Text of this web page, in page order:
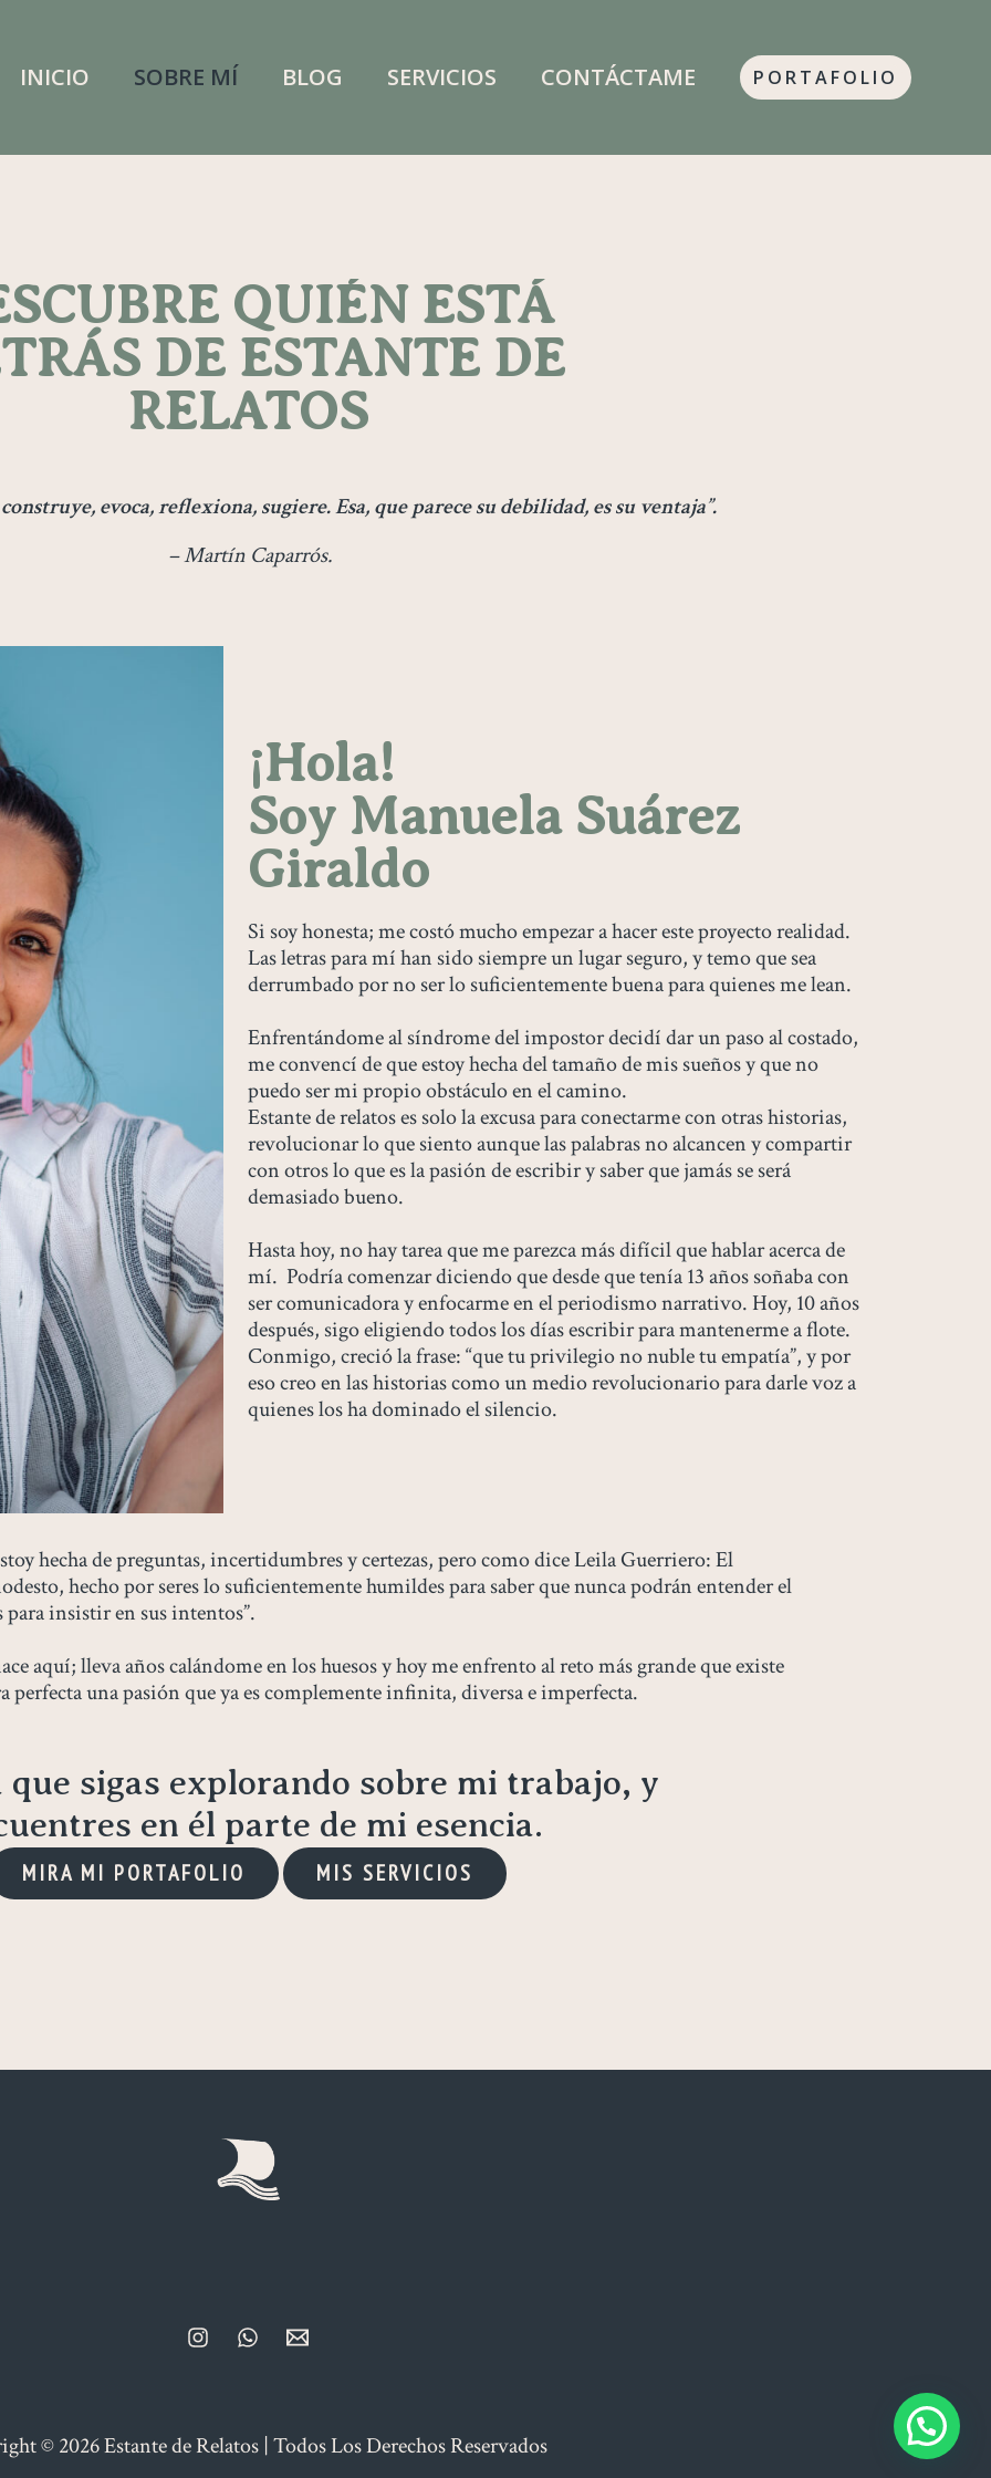
INICIO SOBRE MÍ BLOG SERVICIOS CONTÁCTAME PORTAFOLIO
QUIÉN ESTÁ
DE ESTANTE DE
RELATOS
evoca, reflexiona, sugiere. Esa, que parece su debilidad, es su ventaja”.
– Martín Caparrós.
¡Hola!
Soy Manuela Suárez
Giraldo
Si soy honesta; me costó mucho empezar a hacer este proyecto realidad.
Las letras para mí han sido siempre un lugar seguro, y temo que sea
derrumbado por no ser lo suficientemente buena para quienes me lean.
Enfrentándome al síndrome del impostor decidí dar un paso al costado,
me convencí de que estoy hecha del tamaño de mis sueños y que no
puedo ser mi propio obstáculo en el camino.
Estante de relatos es solo la excusa para conectarme con otras historias,
revolucionar lo que siento aunque las palabras no alcancen y compartir
con otros lo que es la pasión de escribir y saber que jamás se será
demasiado bueno.
Hasta hoy, no hay tarea que me parezca más difícil que hablar acerca de
mí. Podría comenzar diciendo que desde que tenía 13 años soñaba con
ser comunicadora y enfocarme en el periodismo narrativo. Hoy, 10 años
después, sigo eligiendo todos los días escribir para mantenerme a flote.
Conmigo, creció la frase: “que tu privilegio no nuble tu empatía”, y por
eso creo en las historias como un medio revolucionario para darle voz a
quienes los ha dominado el silencio.
hecha de preguntas, incertidumbres y certezas, pero como dice Leila Guerriero: El
hecho por seres lo suficientemente humildes para saber que nunca podrán entender el
insistir en sus intentos”.
aquí; lleva años calándome en los huesos y hoy me enfrento al reto más grande que existe
perfecta una pasión que ya es complemente infinita, diversa e imperfecta.
que sigas explorando sobre mi trabajo, y
en él parte de mi esencia.
MIRA MI PORTAFOLIO MIS SERVICIOS
© 2026 Estante de Relatos | Todos Los Derechos Reservados